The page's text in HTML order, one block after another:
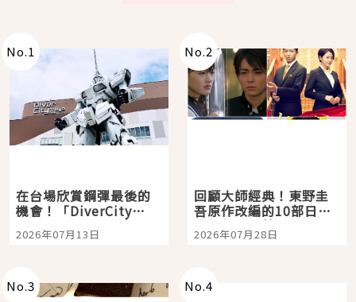
No.1
在台場欣賞鋼彈最後的
機會！「DiverCity
Tokyo Plaza」搭船、
購物、美食及夜景，一
2026年07月13日
No.2
回顧大師經典！東野圭
吾原作改編的10部日本
影視作品推薦
2026年07月28日
No.3 No.4